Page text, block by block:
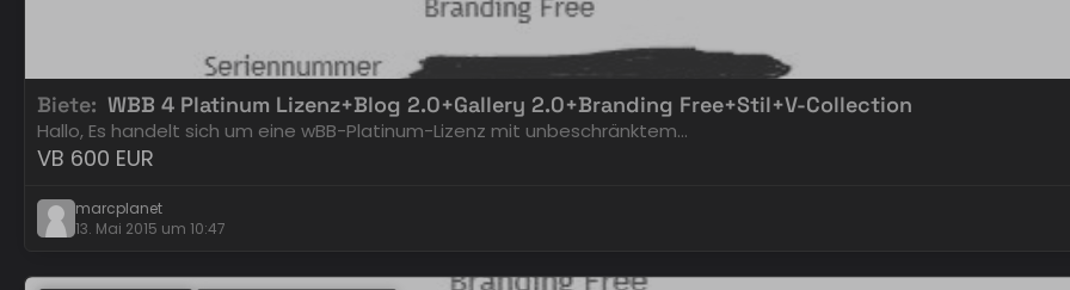
Biete WBB 4 Platinum Lizenz+Blog 2.0+Gallery 2.0+Branding Free+Stil+V-Collection
Hallo, Es handelt sich um eine wBB-Platinum-Lizenz mit unbeschränktem…
VB 600 EUR
marcplanet
13. Mai 2015 um 10:47